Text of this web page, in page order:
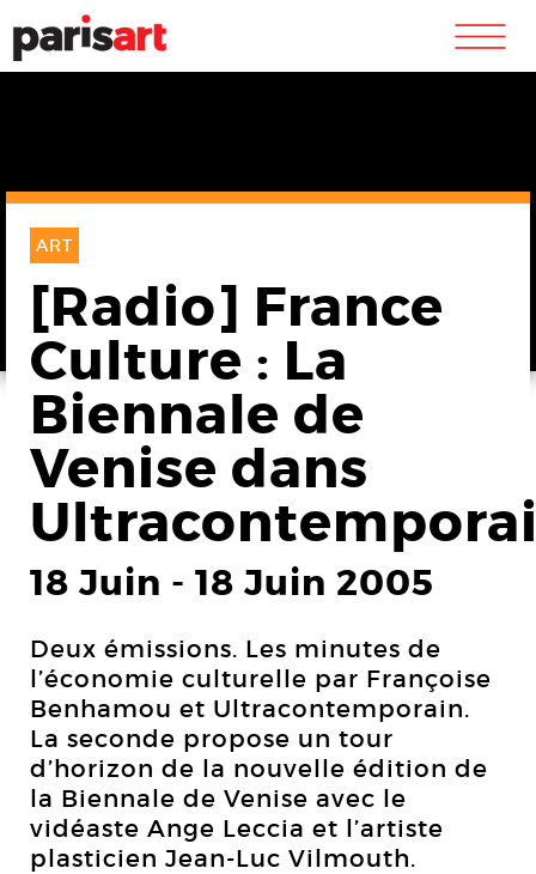
m
ART
[Radio] France
Culture : La
Biennale de
Venise dans
18 Juin - 18 Juin 2005
Deux émissions. Les minutes de
l’économie culturelle par Françoise
Benhamou et Ultracontemporain.
La seconde propose un tour
d’horizon de la nouvelle édition de
la Biennale de Venise avec le
vidéaste Ange Leccia et l’artiste
plasticien Jean-Luc Vilmouth.